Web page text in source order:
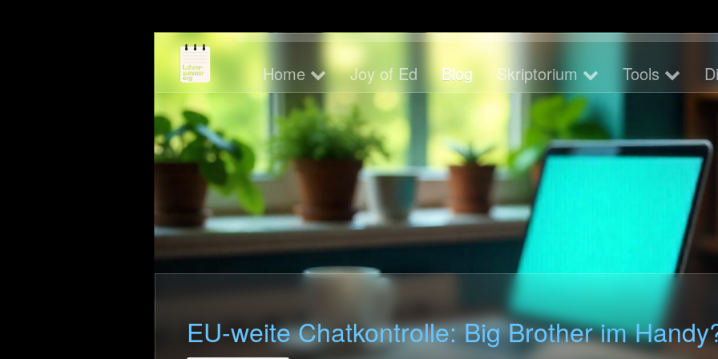
Home
Joy of Ed
Blog
Skriptorium
Tools
Didaktik
Home Joy of Ed Blog Skriptorium Tools
EU-weite Chatkontrolle: Big Brother im